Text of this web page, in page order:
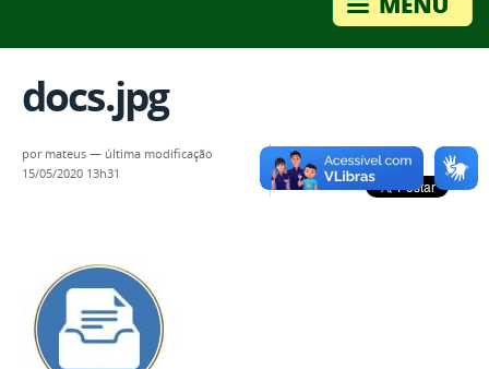
docs.jpg
por mateus — última modificação
15/05/2020 13h31